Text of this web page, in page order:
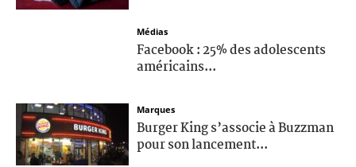
Médias
Facebook : 25% des adolescents
américains...
Marques
Burger King s’associe à Buzzman
pour son lancement...